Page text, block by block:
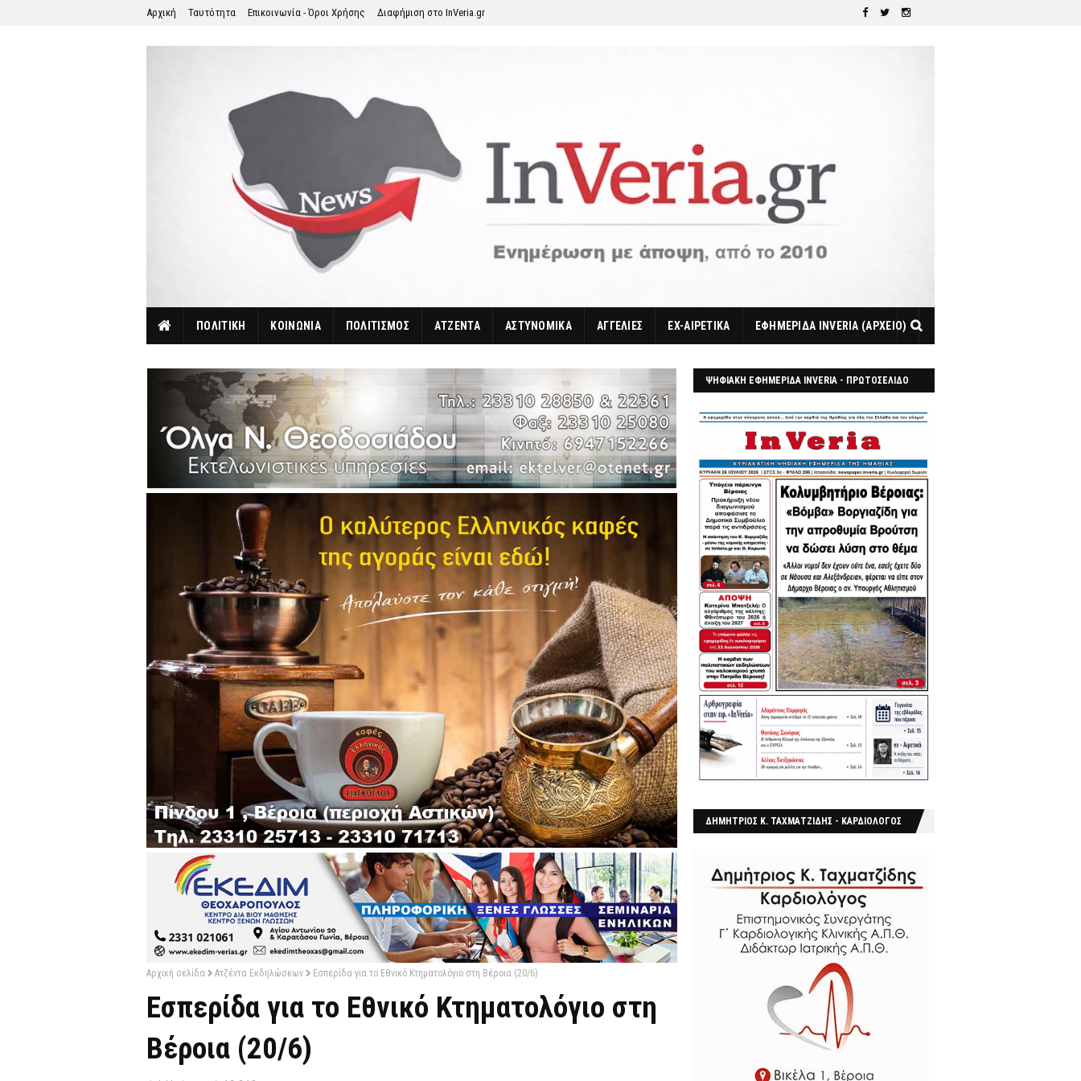
Αρχική Ταυτότητα Επικοινωνία - Όροι Χρήσης Διαφήμιση στο InVeria.gr
ΠΟΛΙΤΙΚΗ ΚΟΙΝΩΝΙΑ ΠΟΛΙΤΙΣΜΟΣ ΑΤΖΕΝΤΑ ΑΣΤΥΝΟΜΙΚΑ ΑΓΓΕΛΙΕΣ EX-ΑΙΡΕΤΙΚΑ ΕΦΗΜΕΡΙΔΑ INVERIA (ΑΡΧΕΙΟ)
Αρχική σελίδα Ατζέντα Εκδηλώσεων Εσπερίδα για το Εθνικό Κτηματολόγιο στη Βέροια (20/6)
Εσπερίδα για το Εθνικό Κτηματολόγιο στη
Βέροια (20/6)
ΨΗΦΙΑΚΗ ΕΦΗΜΕΡΙΔΑ INVERIA - ΠΡΩΤΟΣΕΛΙΔΟ
ΔΗΜΗΤΡΙΟΣ Κ. ΤΑΧΜΑΤΖΙΔΗΣ - ΚΑΡΔΙΟΛΟΓΟΣ